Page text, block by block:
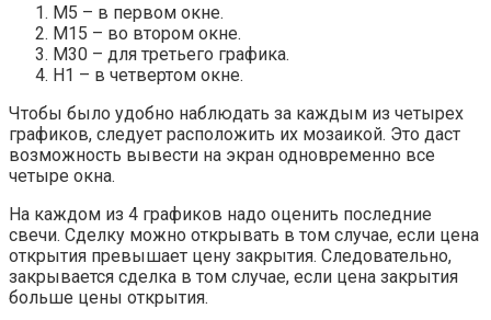
М5 ­– в первом окне.
М15 – во втором окне.
М30 – для третьего графика.
Н1 – в четвертом окне.
Чтобы было удобно наблюдать за каждым из четырех
графиков, следует расположить их мозаикой. Это даст
возможность вывести на экран одновременно все
четыре окна.
На каждом из 4 графиков надо оценить последние
свечи. Сделку можно открывать в том случае, если цена
открытия превышает цену закрытия. Следовательно,
закрывается сделка в том случае, если цена закрытия
больше цены открытия.